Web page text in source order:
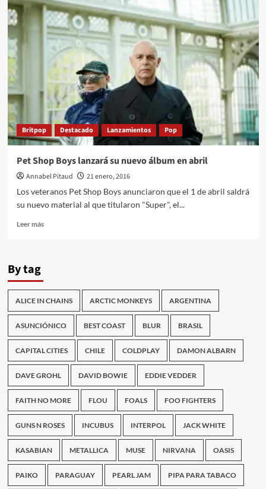
Britpop Destacado Lanzamientos Pop
Pet Shop Boys lanzará su nuevo álbum en abril
Annabel Pitaud
21 enero, 2016
Los veteranos Pet Shop Boys anunciaron que el 1 de abril saldrá
su nuevo material al que titularon "Super", el...
Leer másLeer
Boys
lanzará
su
nuevo
álbum
en
abril
By tag
ALICE IN CHAINS ARCTIC MONKEYS ARGENTINA
ASUNCIÓNICO BEST COAST BLUR BRASIL
CAPITAL CITIES CHILE COLDPLAY DAMON ALBARN
DAVE GROHL DAVID BOWIE EDDIE VEDDER
FAITH NO MORE FLOU FOALS FOO FIGHTERS
GUNS N ROSES INCUBUS INTERPOL JACK WHITE
KASABIAN METALLICA MUSE NIRVANA OASIS
PAIKO PARAGUAY PEARL JAM PIPA PARA TABACO